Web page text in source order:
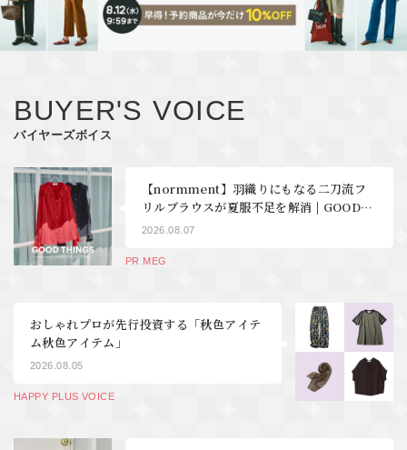
BUYER'S VOICE
バイヤーズボイス
【normment】羽織りにもなる二刀流フ
リルブラウスが夏服不足を解消 | GOOD
THINGS Vol.123
2026.08.07
PR MEG
おしゃれプロが先行投資する「秋色アイテ
ム秋色アイテム」
2026.08.05
HAPPY PLUS VOICE